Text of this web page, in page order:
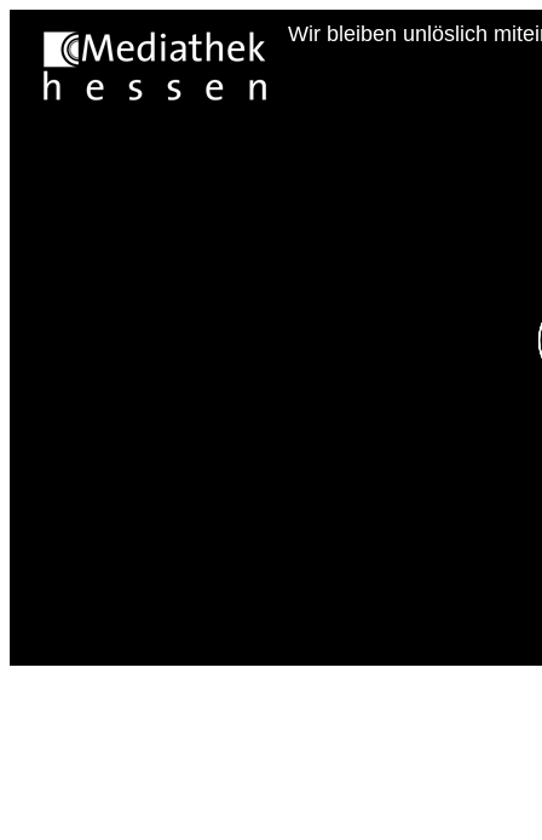
Wir bleiben unlöslich